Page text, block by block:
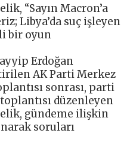
“Sayın Macron’a
Libya’da suç işleyen
bir oyun
Erdoğan
AK Parti Merkez
sonrası, parti
düzenleyen
gündeme ilişkin
soruları